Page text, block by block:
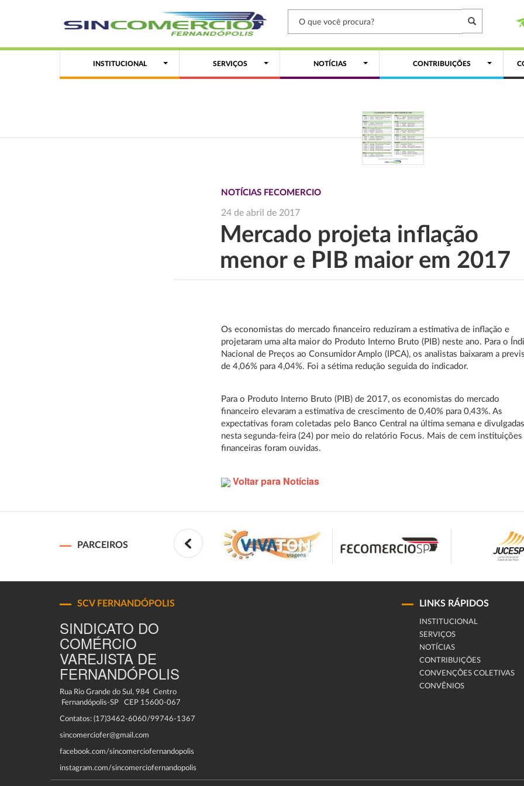
INSTITUCIONAL SERVIÇOS NOTÍCIAS CONTRIBUIÇÕES
NOTÍCIAS FECOMERCIO
24 de abril de 2017
Mercado projeta inflação
menor e PIB maior em 2017
Os economistas do mercado financeiro reduziram a estimativa de inflação e
projetaram uma alta maior do Produto Interno Bruto (PIB) neste ano. Para o
Nacional de Preços ao Consumidor Amplo (IPCA), os analistas baixaram a
de 4,06% para 4,04%. Foi a sétima redução seguida do indicador.
Para o Produto Interno Bruto (PIB) de 2017, os economistas do mercado
financeiro elevaram a estimativa de crescimento de 0,40% para 0,43%. As
expectativas foram coletadas pelo Banco Central na última semana e divulgadas
nesta segunda-feira (24) por meio do relatório Focus. Mais de cem instituições
financeiras foram ouvidas.
Voltar para Notícias
PARCEIROS
SCV FERNANDÓPOLIS
SINDICATO DO
COMÉRCIO
VAREJISTA DE
FERNANDÓPOLIS
Rua Rio Grande do Sul, 984 Centro
Fernandópolis-SP CEP 15600-067
Contatos: (17)3462-6060/99746-1367
sincomerciofer@gmail.com
facebook.com/sincomerciofernandopolis
instagram.com/sincomerciofernandopolis
LINKS RÁPIDOS
INSTITUCIONAL
SERVIÇOS
NOTÍCIAS
CONTRIBUIÇÕES
CONVENÇÕES COLETIVAS
CONVÊNIOS